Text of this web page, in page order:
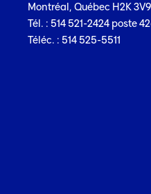
Montréal, Québec H2K 3V9
Tél. : 514 521-2424 poste
Téléc. : 514 525-5511